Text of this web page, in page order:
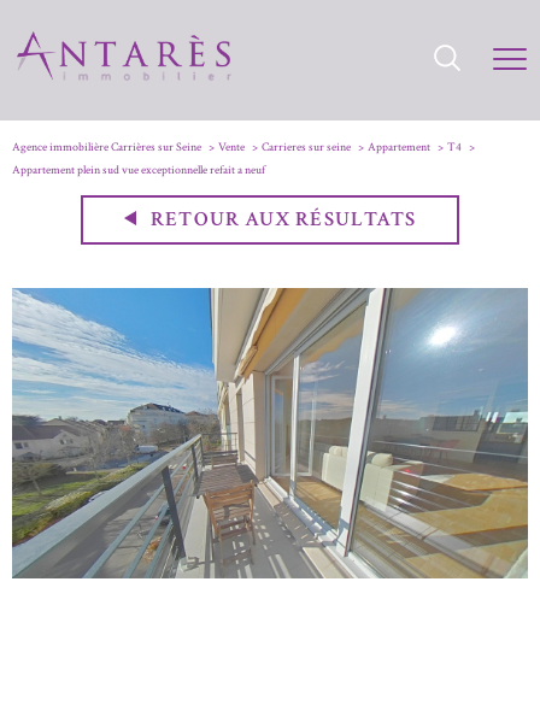
Agence immobilière Carrières sur Seine Vente Carrieres sur seine Appartement
T4
Appartement plein sud vue exceptionnelle refait a neuf
RETOUR AUX RÉSULTATS